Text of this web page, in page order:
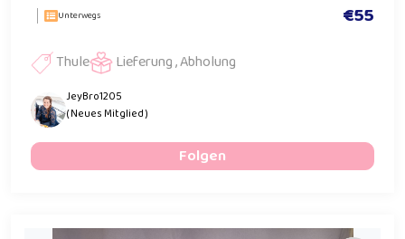
Unterwegs €55
Thule Lieferung , Abholung
JeyBro1205
( Neues Mitglied )
Folgen